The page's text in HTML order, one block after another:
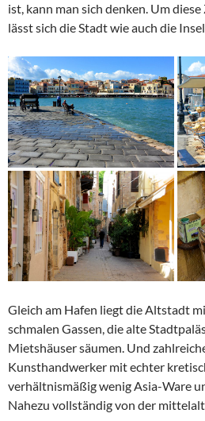
ist, kann man sich denken. Um
lässt sich die Stadt wie auch die
Gleich am Hafen liegt die Altstadt
schmalen Gassen, die alte
Mietshäuser säumen. Und
Kunsthandwerker mit echter
verhältnismäßig wenig Asia-Ware
Nahezu vollständig von der